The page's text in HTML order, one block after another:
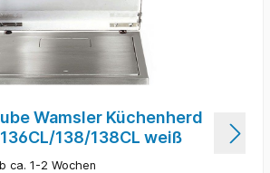
Wamsler Küchenherd
138/138CL weiß
ca. 1-2 Wochen